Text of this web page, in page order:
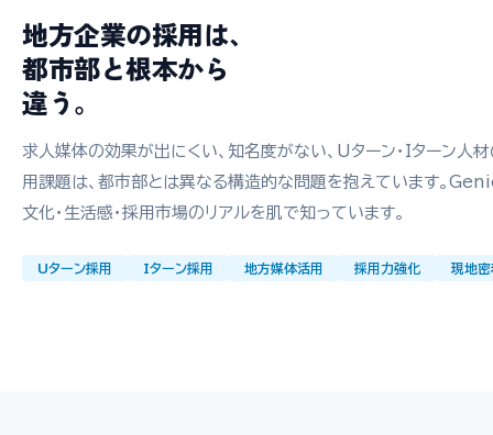
地方企業の採用は、
都市部と根本から
違う。
求人媒体の効果が出にくい、知名度がない、Uターン・Iターン
用課題は、都市部とは異なる構造的な問題を抱えています。
文化・生活感・採用市場のリアルを肌で知っています。
Uターン採用 Iターン採用 地方媒体活用 採用力強化 現地